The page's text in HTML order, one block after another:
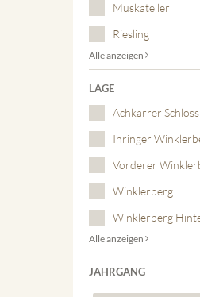
Muskateller
Riesling
Alle anzeigen
LAGE
Achkarrer
Ihringer
Vorderer
Winklerberg
Winklerberg
Alle anzeigen
JAHRGANG